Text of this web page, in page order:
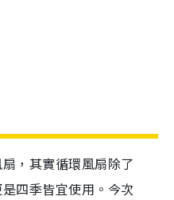
，其實循環風扇除了
四季皆宜使用。今次